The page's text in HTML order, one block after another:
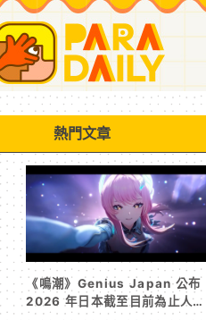
熱門文章
《鳴潮》Genius Japan 公布
2026 年日本截至目前為止人氣